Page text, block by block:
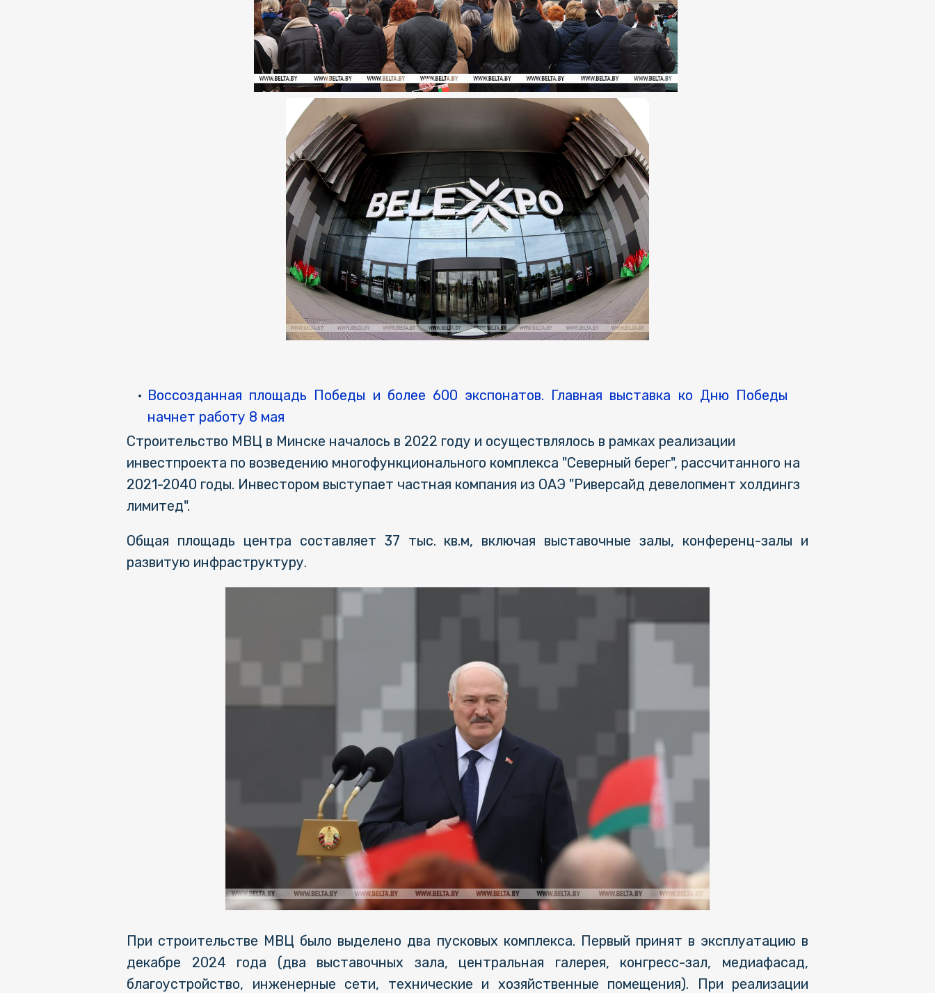
Воссозданная площадь Победы и более 600 экспонатов. Главная выставка ко Дню Победы
начнет работу 8 мая
Строительство МВЦ в Минске началось в 2022 году и осуществлялось в рамках реализации
инвестпроекта по возведению многофункционального комплекса "Северный берег", рассчитанного на
2021-2040 годы. Инвестором выступает частная компания из ОАЭ "Риверсайд девелопмент холдингз
лимитед".
Общая площадь центра составляет 37 тыс. кв.м, включая выставочные залы, конференц-залы и
развитую инфраструктуру.
При строительстве МВЦ было выделено два пусковых комплекса. Первый принят в эксплуатацию в
декабре 2024 года (два выставочных зала, центральная галерея, конгресс-зал, медиафасад,
благоустройство, инженерные сети, технические и хозяйственные помещения). При реализации